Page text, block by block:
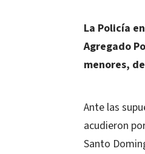
La Policía
Agregado
menores,
Ante las
acudieron
Santo